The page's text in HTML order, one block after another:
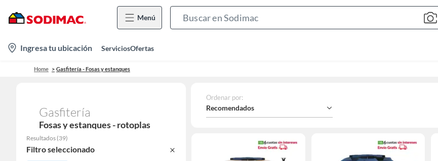
Menú
Bar
location-
icon
Ingresa tu ubicación ServiciosOfertas
Home Gasfitería - Fosas y estanques
Gasfitería
Fosas y estanques - rotoplas
Resultados (39)
Filtro seleccionado
Ordenar por:
Recomendados